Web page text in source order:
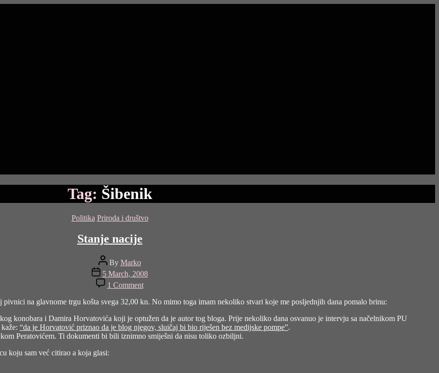
Tag: Šibenik
Categories
Politika Priroda i društvo
Stanje nacije
Post
author
By Marko
Post
date
5 March, 2008
1 Commenton
Stanje
nacije
na glavnome trgu košta svega 32,00 kn. No mimo toga imam nekoliko stvari koje me posljednjih dana pomalo brinu:
konobara i Damira Horvatovića koji je optužen da je autor tog bloga. Prije nekoliko dana osvanuo je intervju sa načelnikom PU
“da je Horvatović priznao da je blog njegov, sluičaj bi bio riješen bez medijske pompe”.
Peratovićem. Ti dokumenti bi bili iznimno smiješni da nisu toliko ozbiljni.
koju sam već citirao a koja glasi: